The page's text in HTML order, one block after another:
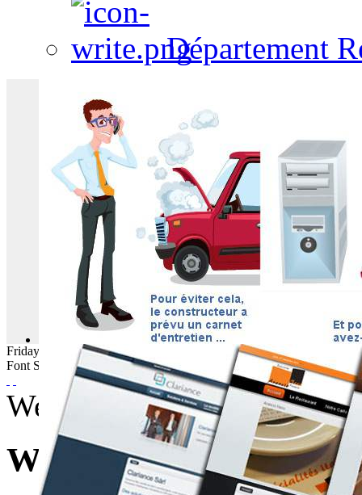
Département
Friday August 2026
Font Size
Wednesday, 12 October
WebBuzz du 12/10/